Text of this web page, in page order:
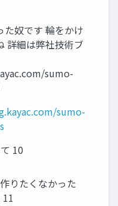
た奴です 輪をかけ
詳細は弊社技術ブ
sumo-
sumo-
10
りたくなかった